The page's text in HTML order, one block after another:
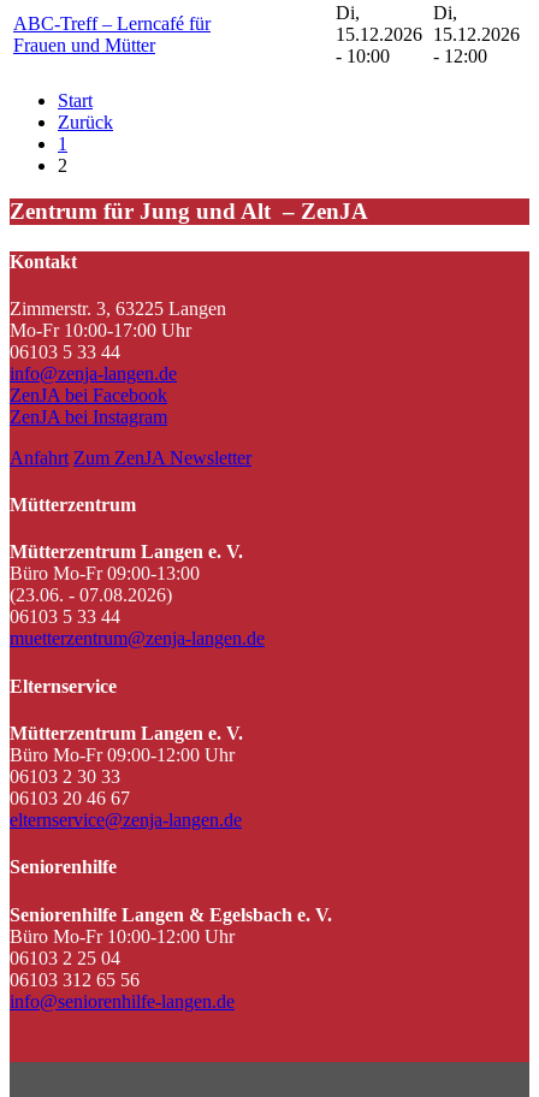
ABC-Treff – Lerncafé für
Frauen und Mütter
Di,
15.12.2026
- 10:00
Di,
15.12.2026
- 12:00
Start
Zurück
1
2
Zentrum für Jung und Alt – ZenJA
Kontakt
Zimmerstr. 3, 63225 Langen
Mo-Fr 10:00-17:00 Uhr
06103 5 33 44
info@zenja-langen.de
ZenJA bei Facebook
ZenJA bei Instagram
Anfahrt Zum ZenJA Newsletter
Mütterzentrum
Mütterzentrum Langen e. V.
Büro Mo-Fr 09:00-13:00
(23.06. - 07.08.2026)
06103 5 33 44
muetterzentrum@zenja-langen.de
Elternservice
Mütterzentrum Langen e. V.
Büro Mo-Fr 09:00-12:00 Uhr
06103 2 30 33
06103 20 46 67
elternservice@zenja-langen.de
Seniorenhilfe
Seniorenhilfe Langen & Egelsbach e. V.
Büro Mo-Fr 10:00-12:00 Uhr
06103 2 25 04
06103 312 65 56
info@seniorenhilfe-langen.de